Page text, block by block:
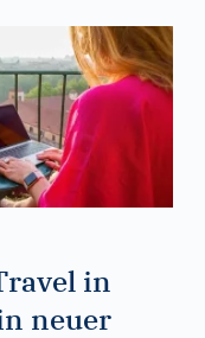
in
neuer